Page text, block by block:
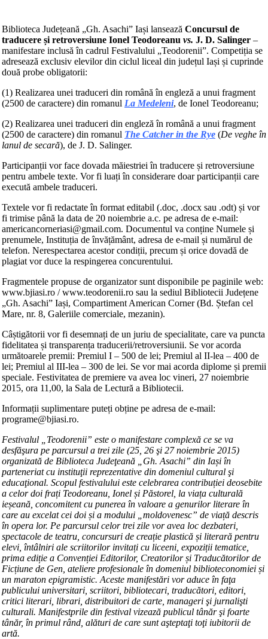
Biblioteca Județeană „Gh. Asachi” Iași lansează Concursul de
traducere și retroversiune Ionel Teodoreanu vs. J. D. Salinger –
manifestare inclusă în cadrul Festivalului „Teodorenii”. Competiția se
adresează exclusiv elevilor din ciclul liceal din județul Iași și cuprinde
două probe obligatorii:
(1) Realizarea unei traduceri din română în engleză a unui fragment
(2500 de caractere) din romanul La Medeleni, de Ionel Teodoreanu;
(2) Realizarea unei traduceri din engleză în română a unui fragment
(2500 de caractere) din romanul The Catcher in the Rye (De veghe în
lanul de secară), de J. D. Salinger.
Participanții vor face dovada măiestriei în traducere și retroversiune
pentru ambele texte. Vor fi luați în considerare doar participanții care
execută ambele traduceri.
Textele vor fi redactate în format editabil (.doc, .docx sau .odt) și vor
fi trimise până la data de 20 noiembrie a.c. pe adresa de e-mail:
americancorneriasi@gmail.com. Documentul va conține Numele și
prenumele, Instituția de învățământ, adresa de e-mail și numărul de
telefon. Nerespectarea acestor condiții, precum și orice dovadă de
plagiat vor duce la respingerea concurentului.
Fragmentele propuse de organizator sunt disponibile pe paginile web:
www.bjiasi.ro / www.teodorenii.ro sau la sediul Bibliotecii Județene
„Gh. Asachi” Iași, Compartiment American Corner (Bd. Ștefan cel
Mare, nr. 8, Galeriile comerciale, mezanin).
Câștigătorii vor fi desemnați de un juriu de specialitate, care va puncta
fidelitatea și transparența traducerii/retroversiunii. Se vor acorda
următoarele premii: Premiul I – 500 de lei; Premiul al II-lea – 400 de
lei; Premiul al III-lea – 300 de lei. Se vor mai acorda diplome și premii
speciale. Festivitatea de premiere va avea loc vineri, 27 noiembrie
2015, ora 11,00, la Sala de Lectură a Bibliotecii.
Informații suplimentare puteți obține pe adresa de e-mail:
programe@bjiasi.ro.
Festivalul „Teodorenii” este o manifestare complexă ce se va
desfăşura pe parcursul a trei zile (25, 26 şi 27 noiembrie 2015)
organizată de Biblioteca Judeţeană „Gh. Asachi” din Iași în
parteneriat cu instituţii reprezentative din domeniul cultural şi
educaţional. Scopul festivalului este celebrarea contribuției deosebite
a celor doi frați Teodoreanu, Ionel și Păstorel, la viața culturală
ieșeană, concomitent cu punerea în valoare a genurilor literare în
care au excelat cei doi și a modului „moldovenesc” de viață descris
în opera lor. Pe parcursul celor trei zile vor avea loc dezbateri,
spectacole de teatru, concursuri de creație plastică și literară pentru
elevi, întâlniri ale scriitorilor invitați cu liceeni, expoziții tematice,
prima ediție a Convenției Editorilor, Creatorilor și Traducătorilor de
Ficțiune de Gen, ateliere profesionale în domeniul biblioteconomiei și
un maraton epigramistic. Aceste manifestări vor aduce în faţa
publicului universitari, scriitori, bibliotecari, traducători, editori,
critici literari, librari, distribuitori de carte, manageri şi jurnalişti
culturali. Manifestprile din festival vizează publicul tânăr şi foarte
tânăr, în primul rând, alături de care sunt aşteptaţi toţi iubitorii de
artă.